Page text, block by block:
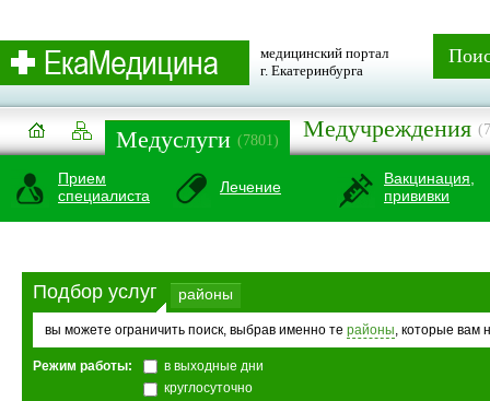
медицинский портал
г. Екатеринбурга
Медуслуги (7801) Медучреждения
Прием
специалиста
Лечение
Вакцинация,
прививки
Подбор услуг районы
вы можете ограничить поиск, выбрав именно те районы, которые вам
Режим работы:
в выходные дни
круглосуточно